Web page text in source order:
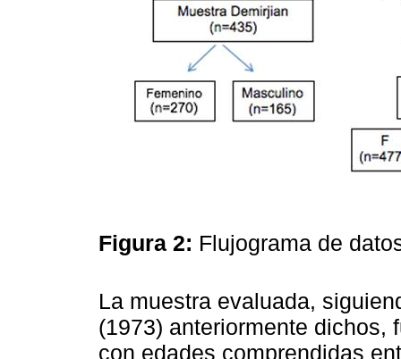
Figura 2: Flujograma de
La muestra evaluada,
(1973) anteriormente dichos,
con edades comprendidas